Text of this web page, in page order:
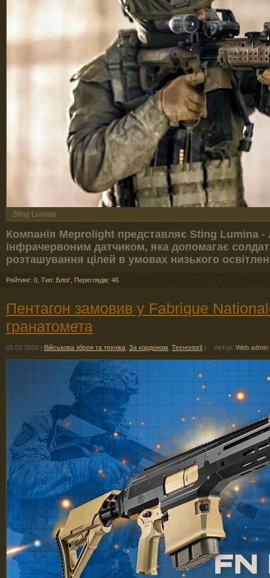
Sting Lumina
Компанія Meprolight представляє Sting Lumina
інфрачервоним датчиком, яка допомагає
розташування цілей в умовах низького
Рейтинг: 0 Тип: Блоґ Переглядів: 46
Пентагон замовив у Fabrique
гранатомета
01.03.2026 | Військова зброя та техніка За кордоном Технології | Автор: Web admin